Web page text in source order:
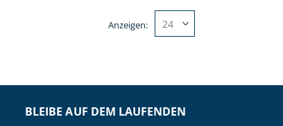
Anzeigen
BLEIBE AUF DEM LAUFENDEN